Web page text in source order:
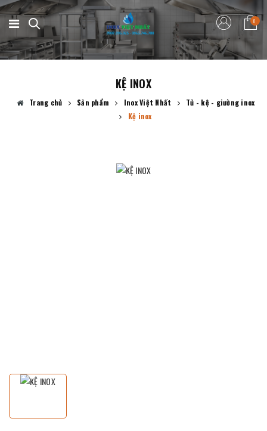
0
KỆ INOX
Trang chủ Sản phẩm Inox Việt Nhất
Tủ - kệ - giường inox
Kệ inox